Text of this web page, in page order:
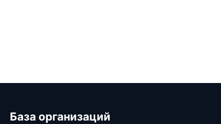
База организаций